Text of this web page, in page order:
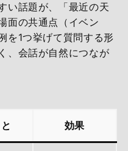
い話題が、「最近の天
面の共通点（イベン
を1つ挙げて質問する形
、会話が自然につなが
効果